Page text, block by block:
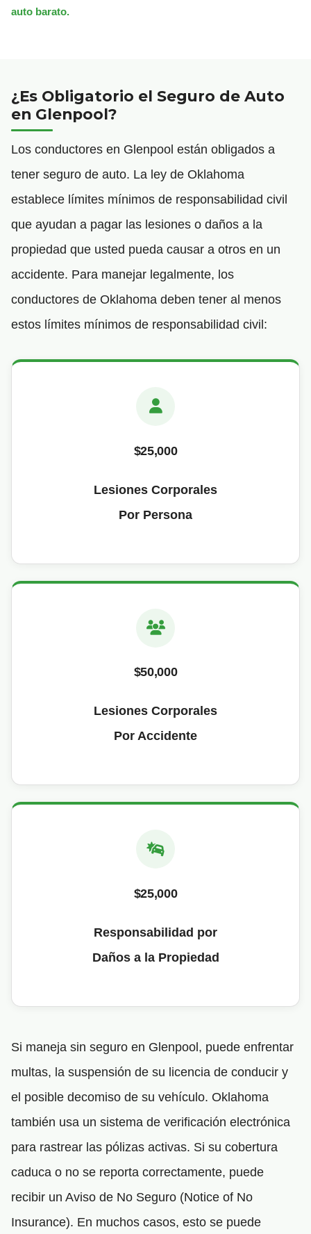
auto barato.
¿Es Obligatorio el Seguro de Auto
en Glenpool?
Los conductores en Glenpool están obligados a
tener seguro de auto. La ley de Oklahoma
establece límites mínimos de responsabilidad civil
que ayudan a pagar las lesiones o daños a la
propiedad que usted pueda causar a otros en un
accidente. Para manejar legalmente, los
conductores de Oklahoma deben tener al menos
estos límites mínimos de responsabilidad civil:
$25,000
Lesiones Corporales
Por Persona
$50,000
Lesiones Corporales
Por Accidente
$25,000
Responsabilidad por
Daños a la Propiedad
Si maneja sin seguro en Glenpool, puede enfrentar
multas, la suspensión de su licencia de conducir y
el posible decomiso de su vehículo. Oklahoma
también usa un sistema de verificación electrónica
para rastrear las pólizas activas. Si su cobertura
caduca o no se reporta correctamente, puede
recibir un Aviso de No Seguro (Notice of No
Insurance). En muchos casos, esto se puede